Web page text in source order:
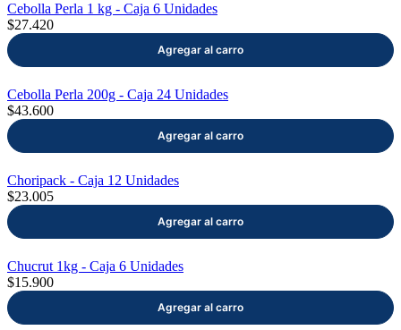
Cebolla Perla 1 kg - Caja 6 Unidades
$27.420
Cebolla Perla 200g - Caja 24 Unidades
$43.600
Choripack - Caja 12 Unidades
$23.005
Chucrut 1kg - Caja 6 Unidades
$15.900